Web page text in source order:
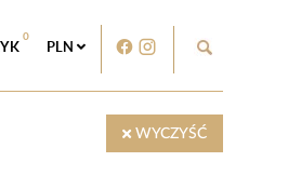
0
PLN
WYCZYŚĆ